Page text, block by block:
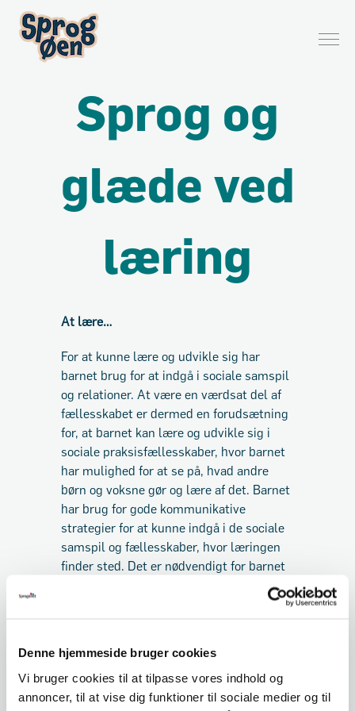
Denne hjemmeside bruger cookies
Vi bruger cookies til at tilpasse vores indhold og
annoncer, til at vise dig funktioner til sociale medier og til
Sprog og
glæde ved
læring
At lære…
For at kunne lære og udvikle sig har
barnet brug for at indgå i sociale samspil
og relationer. At være en værdsat del af
fællesskabet er dermed en forudsætning
for, at barnet kan lære og udvikle sig i
sociale praksisfællesskaber, hvor barnet
har mulighed for at se på, hvad andre
børn og voksne gør og lære af det. Barnet
har brug for gode kommunikative
strategier for at kunne indgå i de sociale
samspil og fællesskaber, hvor læringen
finder sted. Det er nødvendigt for barnet
med til at give barnet adgang til sociale
arenaer, hvor mulighederne for læring
findes.